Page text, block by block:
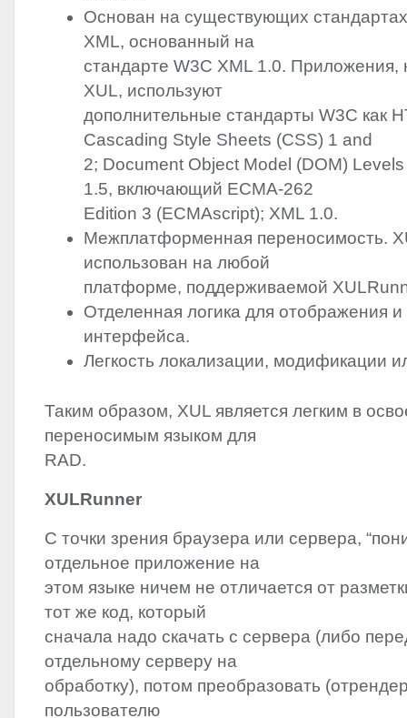
Основан на существующих
XML, основанный на
стандарте W3C XML 1.0. Приложения,
XUL, используют
дополнительные стандарты W3C как
Cascading Style Sheets (CSS) 1 and
2; Document Object Model (DOM)
1.5, включающий ECMA-262
Edition 3 (ECMAscript); XML 1.0.
Межплатформенная переносимость.
использован на любой
платформе, поддерживаемой
Отделенная логика для отображения
интерфейса.
Легкость локализации, модификации
Таким образом, XUL является легким в
переносимым языком для
RAD.
XULRunner
С точки зрения браузера или сервера,
отдельное приложение на
этом языке ничем не отличается от
тот же код, который
сначала надо скачать с сервера (либо
отдельному серверу на
обработку), потом преобразовать
пользователю